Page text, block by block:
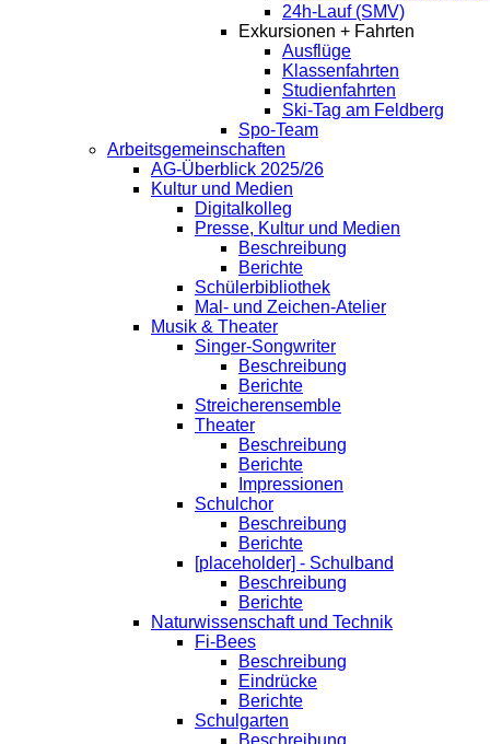
24h-Lauf (SMV)
Exkursionen + Fahrten
Ausflüge
Klassenfahrten
Studienfahrten
Ski-Tag am Feldberg
Spo-Team
Arbeitsgemeinschaften
AG-Überblick 2025/26
Kultur und Medien
Digitalkolleg
Presse, Kultur und Medien
Beschreibung
Berichte
Schülerbibliothek
Mal- und Zeichen-Atelier
Musik & Theater
Singer-Songwriter
Beschreibung
Berichte
Streicherensemble
Theater
Beschreibung
Berichte
Impressionen
Schulchor
Beschreibung
Berichte
[placeholder] - Schulband
Beschreibung
Berichte
Naturwissenschaft und Technik
Fi-Bees
Beschreibung
Eindrücke
Berichte
Schulgarten
Beschreibung